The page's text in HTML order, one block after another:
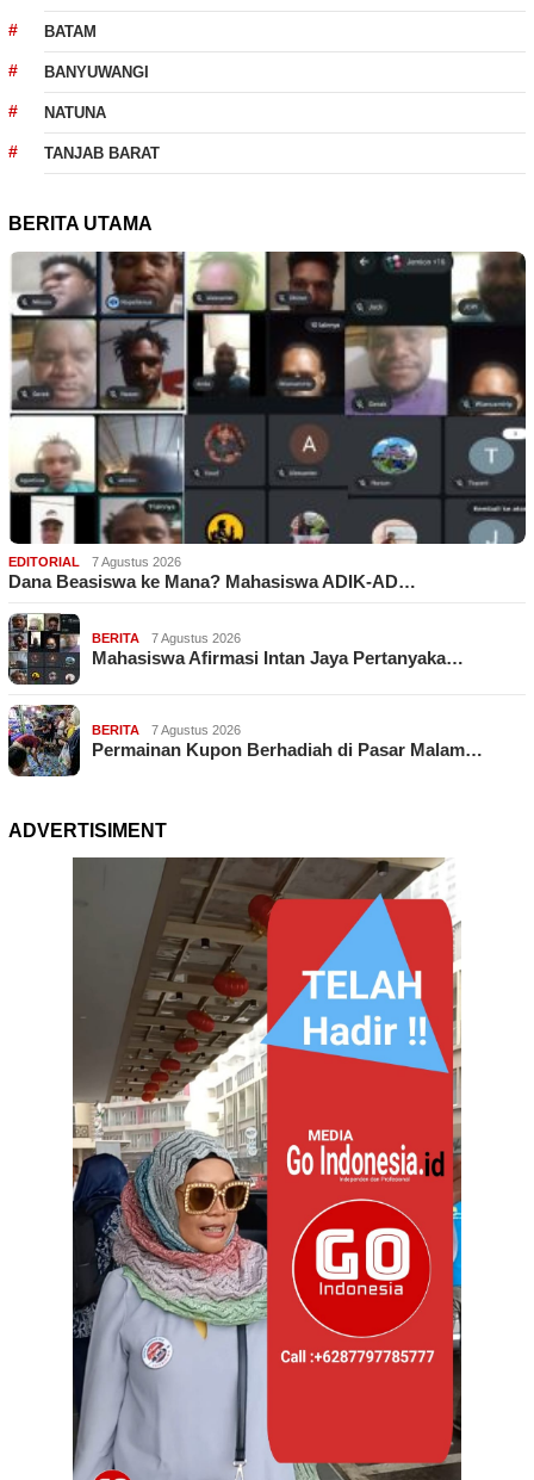
BATAM
BANYUWANGI
NATUNA
TANJAB BARAT
BERITA UTAMA
EDITORIAL 7 Agustus 2026
Dana Beasiswa ke Mana? Mahasiswa ADIK-AD…
BERITA 7 Agustus 2026
Mahasiswa Afirmasi Intan Jaya Pertanyaka…
BERITA 7 Agustus 2026
Permainan Kupon Berhadiah di Pasar Malam…
ADVERTISIMENT